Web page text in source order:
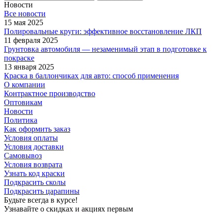
Новости
Все новости
15 мая 2025
Полировальные круги: эффективное восстановление ЛКП
11 февраля 2025
Грунтовка автомобиля — незаменимый этап в подготовке к
покраске
13 января 2025
Краска в баллончиках для авто: способ применения
О компании
Контрактное производство
Оптовикам
Новости
Политика
Как оформить заказ
Условия оплаты
Условия доставки
Самовывоз
Условия возврата
Узнать код краски
Подкрасить сколы
Подкрасить царапины
Будьте всегда в курсе!
Узнавайте о скидках и акциях первым